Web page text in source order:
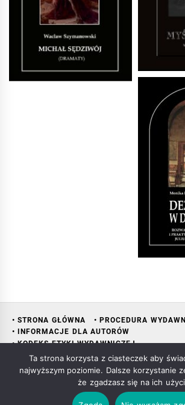
• STRONA GŁÓWNA
• PROCEDURA
• INFORMACJE DLA AUTORÓW
• KODEKS ETYKI WYDAWNICZEJ
• RADA NAUKOWA WYDAWNICTWA
•
Copyright All rights reserved Mariusz
Ta strona korzysta z ciasteczek aby
najwyższym poziomie. Dalsze korzystanie
że zgadzasz się na ich